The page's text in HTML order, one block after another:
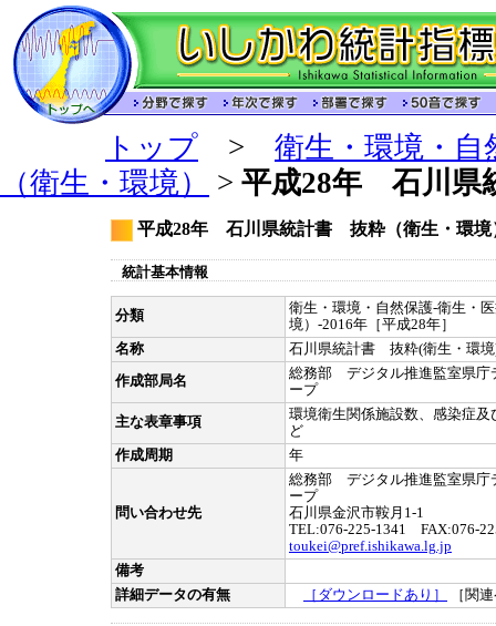
トップ > 衛生・環境・自
（衛生・環境）
> 平成28年 石川県
平成28年 石川県統計書 抜粋（衛生・環境
統計基本情報
分類
衛生・環境・自然保護-衛生・
境）-2016年［平成28年］
名称
石川県統計書 抜粋(衛生・環
作成部局名
総務部 デジタル推進監室県庁
ープ
主な表章事項
環境衛生関係施設数、感染症
ど
作成周期
年
問い合わせ先
総務部 デジタル推進監室県庁
ープ
石川県金沢市鞍月1-1
TEL:076-225-1341 FAX:076-
toukei@pref.ishikawa.lg.jp
備考
詳細データの有無
［ダウンロードあり］ ［関